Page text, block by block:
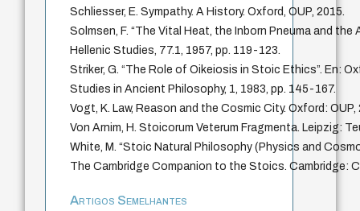
Schliesser, E. Sympathy. A History. Oxford, OUP, 2015.
Solmsen, F. “The Vital Heat, the Inborn Pneuma and the
Hellenic Studies, 77.1, 1957, pp. 119-123.
Striker, G. “The Role of Oikeiosis in Stoic Ethics”. En:
Studies in Ancient Philosophy, 1, 1983, pp. 145-167.
Vogt, K. Law, Reason and the Cosmic City. Oxford: OUP,
Von Arnim, H. Stoicorum Veterum Fragmenta. Leipzig:
White, M. “Stoic Natural Philosophy (Physics and
The Cambridge Companion to the Stoics. Cambridge:
Artigos Semelhantes